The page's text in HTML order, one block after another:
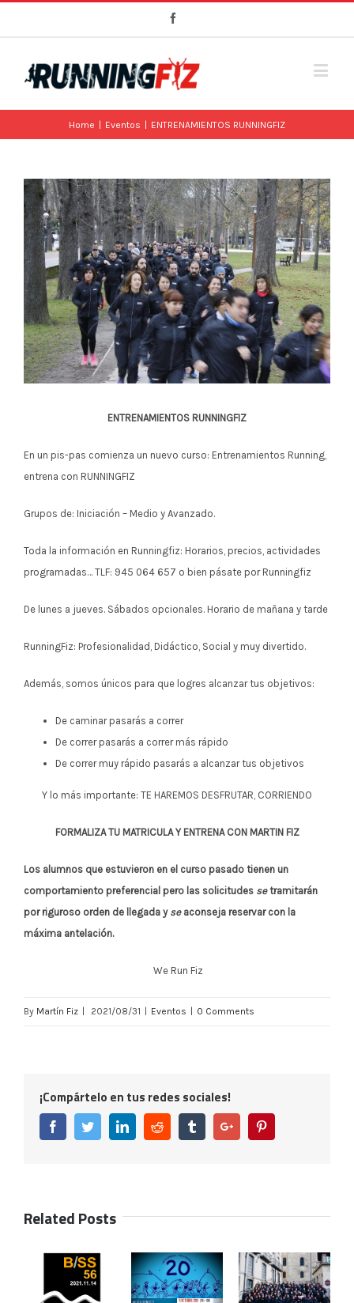
Home Eventos ENTRENAMIENTOS RUNNINGFIZ
View
Larger
Image
ENTRENAMIENTOS RUNNINGFIZ
En un pis-pas comienza un nuevo curso: Entrenamientos Running,
entrena con RUNNINGFIZ
Grupos de: Iniciación – Medio y Avanzado.
Toda la información en Runningfiz: Horarios, precios, actividades
programadas… TLF: 945 064 657 o bien pásate por Runningfiz
De lunes a jueves. Sábados opcionales. Horario de mañana y tarde
RunningFiz: Profesionalidad, Didáctico, Social y muy divertido.
Además, somos únicos para que logres alcanzar tus objetivos:
De caminar pasarás a correr
De correr pasarás a correr más rápido
De correr muy rápido pasarás a alcanzar tus objetivos
Y lo más importante: TE HAREMOS DESFRUTAR, CORRIENDO
FORMALIZA TU MATRICULA Y ENTRENA CON MARTIN FIZ
Los alumnos que estuvieron en el curso pasado tienen un
comportamiento preferencial pero las solicitudes setramitarán
por riguroso orden de llegada y seaconseja reservar con la
máxima antelación.
We Run Fiz
By Martín Fiz | 2021/08/31 | Eventos | 0 Comments
¡Compártelo en tus redes sociales!
FacebookTwitterLinkedinReddit TumblrGoogle+
Related Posts